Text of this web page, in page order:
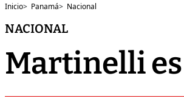
Inicio> Panamá> Nacional
NACIONAL
Martinelli